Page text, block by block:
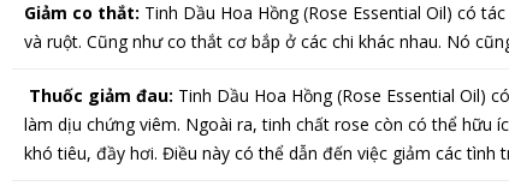
Giảm co thắt: Tinh Dầu Hoa Hồng (Rose Essential Oil) có
và ruột. Cũng như co thắt cơ bắp ở các chi khác nhau. Nó
Thuốc giảm đau: Tinh Dầu Hoa Hồng (Rose Essential Oil)
làm dịu chứng viêm. Ngoài ra, tinh chất rose còn có thể hữu
khó tiêu, đầy hơi. Điều này có thể dẫn đến việc giảm các tình